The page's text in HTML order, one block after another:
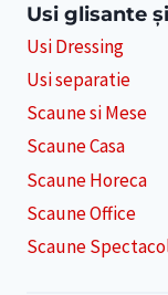
Usi glisante
Usi Dressing
Usi separatie
Scaune si Mese
Scaune Casa
Scaune Horeca
Scaune Office
Scaune